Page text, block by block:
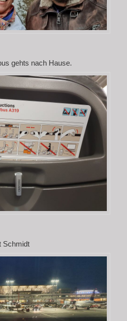
gehts nach Hause.
Schmidt